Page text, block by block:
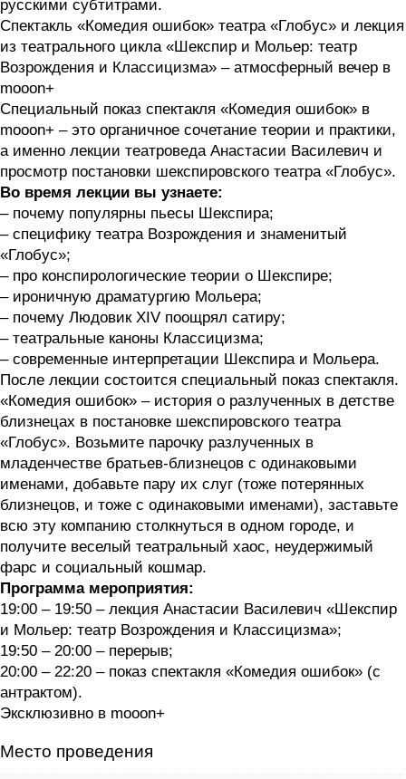
русскими субтитрами.
Спектакль «Комедия ошибок» театра «Глобус» и лекция
из театрального цикла «Шекспир и Мольер: театр
Возрождения и Классицизма» – атмосферный вечер в
mooon+
Специальный показ спектакля «Комедия ошибок» в
mooon+ – это органичное сочетание теории и практики,
а именно лекции театроведа Анастасии Василевич и
просмотр постановки шекспировского театра «Глобус».
Во время лекции вы узнаете:
– почему популярны пьесы Шекспира;
– специфику театра Возрождения и знаменитый
«Глобус»;
– про конспирологические теории о Шекспире;
– ироничную драматургию Мольера;
– почему Людовик XIV поощрял сатиру;
– театральные каноны Классицизма;
– современные интерпретации Шекспира и Мольера.
После лекции состоится специальный показ спектакля.
«Комедия ошибок» – история о разлученных в детстве
близнецах в постановке шекспировского театра
«Глобус». Возьмите парочку разлученных в
младенчестве братьев-близнецов с одинаковыми
именами, добавьте пару их слуг (тоже потерянных
близнецов, и тоже с одинаковыми именами), заставьте
всю эту компанию столкнуться в одном городе, и
получите веселый театральный хаос, неудержимый
фарс и социальный кошмар.
Программа мероприятия:
19:00 – 19:50 – лекция Анастасии Василевич «Шекспир
и Мольер: театр Возрождения и Классицизма»;
19:50 – 20:00 – перерыв;
20:00 – 22:20 – показ спектакля «Комедия ошибок» (с
антрактом).
Эксклюзивно в mooon+
Место проведения